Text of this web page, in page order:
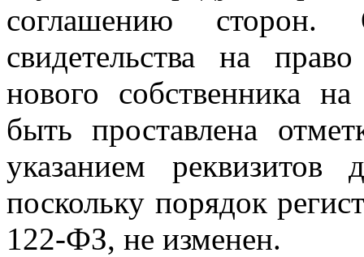
соглашению сторон.
свидетельства на
нового собственника
быть проставлена
указанием реквизитов
поскольку порядок
122-ФЗ, не изменен.